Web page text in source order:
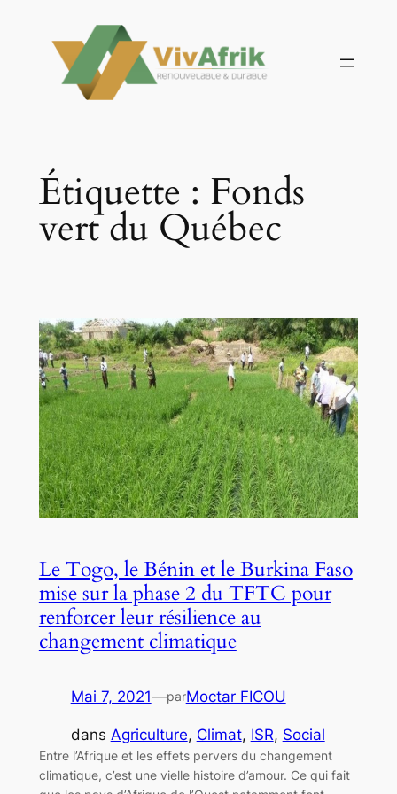
contenu
Étiquette : Fonds
vert du Québec
Le Togo, le Bénin et le Burkina Faso
mise sur la phase 2 du TFTC pour
renforcer leur résilience au
changement climatique
Mai 7, 2021—parMoctar FICOU
dans Agriculture, Climat, ISR, Social
Entre l’Afrique et les effets pervers du changement
climatique, c’est une vielle histoire d’amour. Ce qui fait